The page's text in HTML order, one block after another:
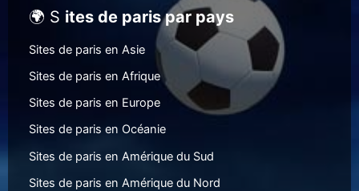
🌍 S ites de paris par pays
Sites de paris en Asie
Sites de paris en Afrique
Sites de paris en Europe
Sites de paris en Océanie
Sites de paris en Amérique du Sud
Sites de paris en Amérique du Nord